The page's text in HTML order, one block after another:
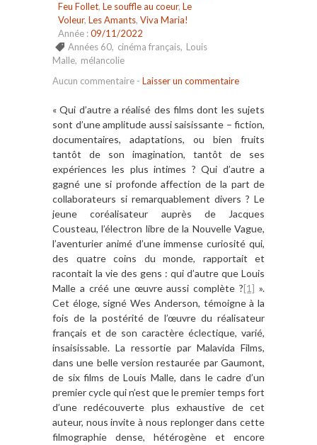
Feu Follet, Le souffle au coeur, Le
Voleur, Les Amants, Viva Maria!
Année :09/11/2022
Années 60, cinéma français, Louis
Malle, mélancolie
Aucun commentaire - Laisser un commentaire
« Qui d’autre a réalisé des films dont les sujets
sont d’une amplitude aussi saisissante – fiction,
documentaires, adaptations, ou bien fruits
tantôt de son imagination, tantôt de ses
expériences les plus intimes ? Qui d’autre a
gagné une si profonde affection de la part de
collaborateurs si remarquablement divers ? Le
jeune coréalisateur auprès de Jacques
Cousteau, l’électron libre de la Nouvelle Vague,
l’aventurier animé d’une immense curiosité qui,
des quatre coins du monde, rapportait et
racontait la vie des gens : qui d’autre que Louis
Malle a créé une œuvre aussi complète ?[1] ».
Cet éloge, signé Wes Anderson, témoigne à la
fois de la postérité de l’œuvre du réalisateur
français et de son caractère éclectique, varié,
insaisissable. La ressortie par Malavida Films,
dans une belle version restaurée par Gaumont,
de six films de Louis Malle, dans le cadre d’un
premier cycle qui n’est que le premier temps fort
d’une redécouverte plus exhaustive de cet
auteur, nous invite à nous replonger dans cette
filmographie dense, hétérogène et encore